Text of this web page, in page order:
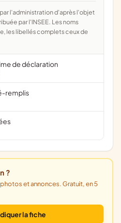
par l'INSEE. Les noms
les libellés complets ceux de
de déclaration
remplis
?
la fiche